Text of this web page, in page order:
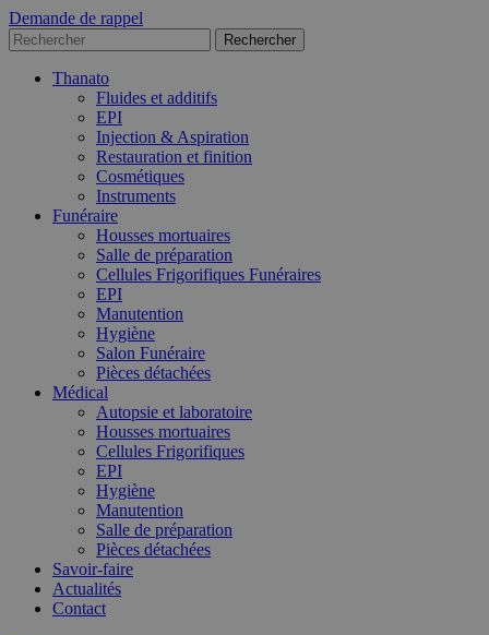
Demande de rappel
Thanato
Fluides et additifs
EPI
Injection & Aspiration
Restauration et finition
Cosmétiques
Instruments
Funéraire
Housses mortuaires
Salle de préparation
Cellules Frigorifiques Funéraires
EPI
Manutention
Hygiène
Salon Funéraire
Pièces détachées
Médical
Autopsie et laboratoire
Housses mortuaires
Cellules Frigorifiques
EPI
Hygiène
Manutention
Salle de préparation
Pièces détachées
Savoir-faire
Actualités
Contact